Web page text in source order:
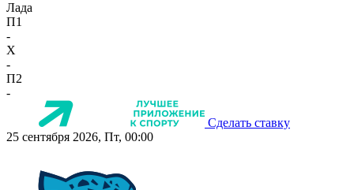
Лада
П1
-
X
-
П2
-
Сделать ставку
25 сентября 2026, Пт, 00:00